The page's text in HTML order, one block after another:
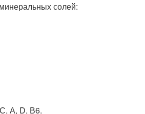
солей:
А, D, В6.